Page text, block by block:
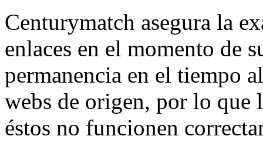
Centurymatch asegura la
enlaces en el momento de
permanencia en el tiempo
webs de origen, por lo que
éstos no funcionen